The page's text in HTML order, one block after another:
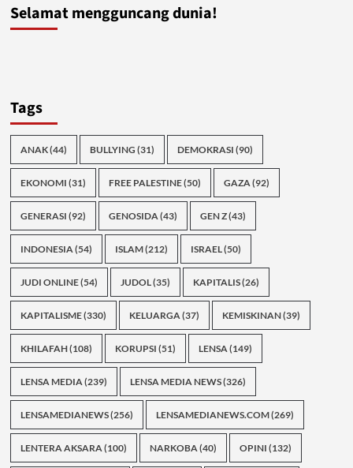
Selamat mengguncang dunia!
Tags
ANAK(44) BULLYING (31) DEMOKRASI (90)
EKONOMI (31) FREE PALESTINE(50) GAZA(92)
GENERASI (92) GENOSIDA(43) GEN Z(43)
INDONESIA(54) ISLAM(212) ISRAEL(50)
JUDI ONLINE(54) JUDOL(35) KAPITALIS(26)
KAPITALISME(330) KELUARGA(37) KEMISKINAN(39)
KHILAFAH(108) KORUPSI (51) LENSA(149)
LENSA MEDIA(239) LENSA MEDIA NEWS(326)
LENSAMEDIANEWS(256) LENSAMEDIANEWS.COM(269)
LENTERA AKSARA(100) NARKOBA(40) OPINI (132)